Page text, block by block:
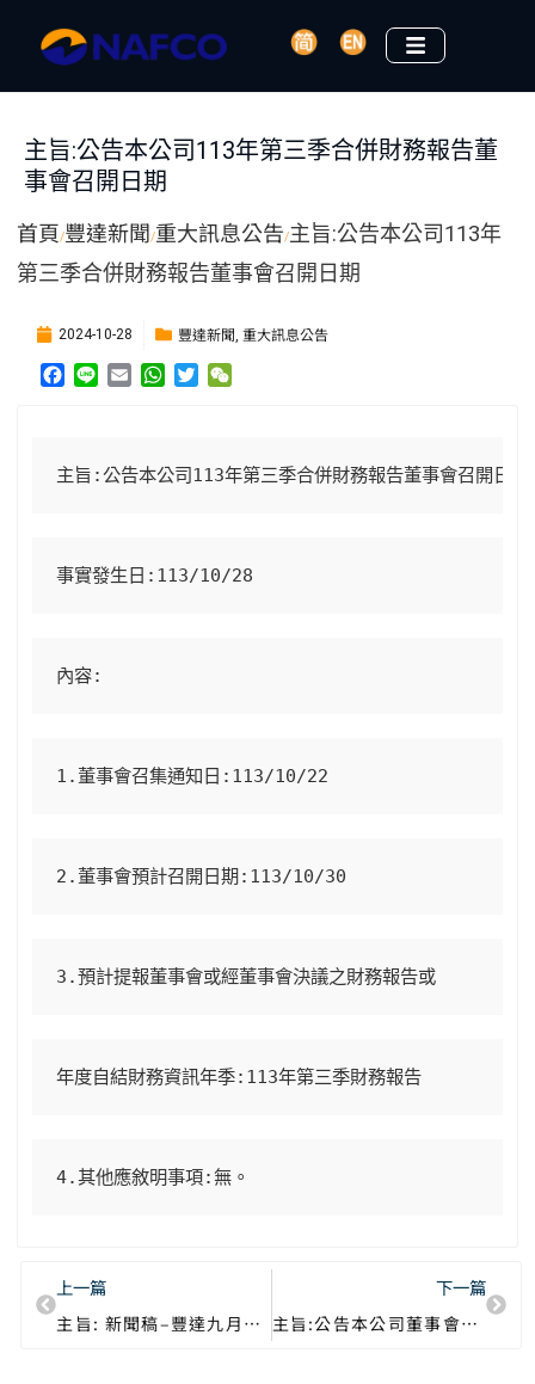
主旨:公告本公司113年第三季合併財務報告董
事會召開日期
首頁/豐達新聞/重大訊息公告/主旨:公告本公司113年
第三季合併財務報告董事會召開日期
2024-10-28 豐達新聞,重大訊息公告
F
b
L
E
l
W
s
T
t
a
主旨 :公告本公司113年第三季合併財務報告董事會召開日期
事實發生日 :113/10/28
內容:
1. 董事會召集通知日 :113/10/22
2. 董事會預計召開日期 :113/10/30
3.預計提報董事會或經董事會決議之財務報告或
年度自結財務資訊年季:113年第三季財務報告
4.其他應敘明事項:無。
上一篇
主旨: 新聞稿–豐達九月自結合併營收為2.84億元
下一篇
主旨:公告本公司董事會通過113年第3季合併財務報告